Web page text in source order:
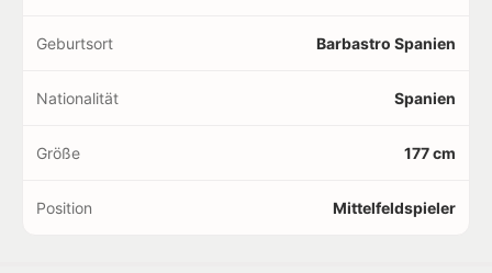
Geburtsort Barbastro Spanien
Nationalität Spanien
Größe 177 cm
Position Mittelfeldspieler